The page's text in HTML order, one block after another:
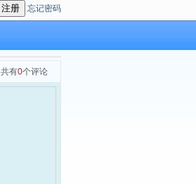
忘记密码
共有0个评论